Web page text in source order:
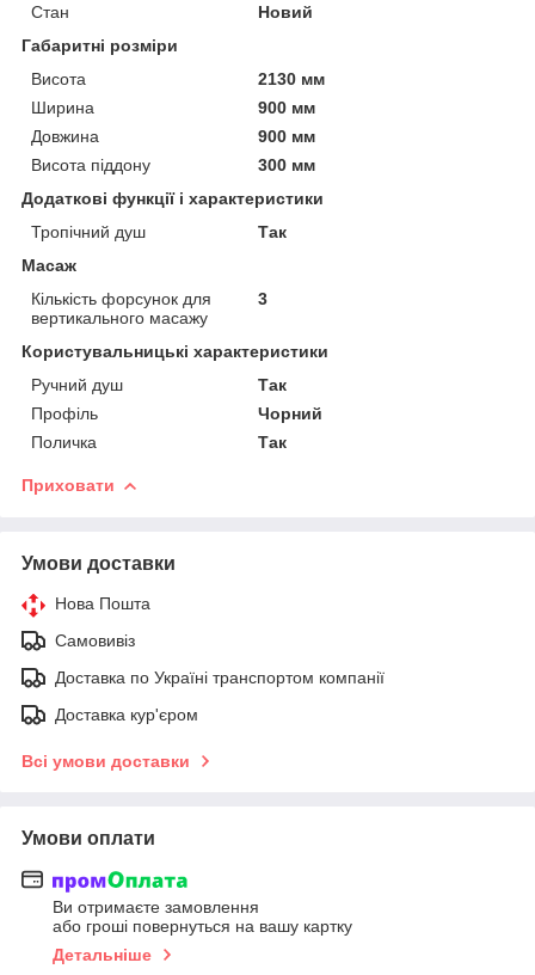
Стан
Новий
Габаритні розміри
Висота
2130 мм
Ширина
900 мм
Довжина
900 мм
Висота піддону
300 мм
Додаткові функції і характеристики
Тропічний душ
Так
Масаж
Кількість форсунок для
вертикального масажу
3
Користувальницькі характеристики
Ручний душ
Так
Профіль
Чорний
Поличка
Так
Приховати
Умови доставки
Нова Пошта
Самовивіз
Доставка по Україні транспортом компанії
Доставка кур'єром
Всі умови доставки
Умови оплати
Ви отримаєте замовлення
або гроші повернуться на вашу картку
Детальніше